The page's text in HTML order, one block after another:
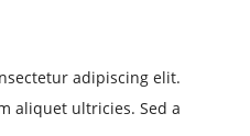
adipiscing elit.
aliquet ultricies. Sed a